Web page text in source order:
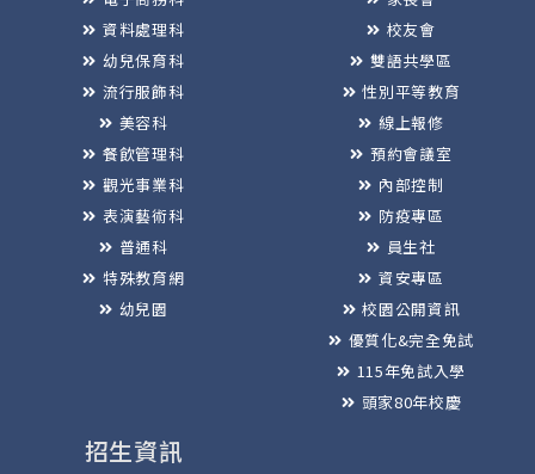
資料處理科
幼兒保育科
流行服飾科
美容科
餐飲管理科
觀光事業科
表演藝術科
普通科
特殊教育網
幼兒園
校友會
雙語共學區
性別平等教育
線上報修
預約會議室
內部控制
防疫專區
員生社
資安專區
校園公開資訊
優質化&完全免試
115年免試入學
頭家80年校慶
招生資訊